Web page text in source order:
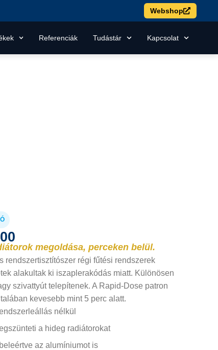
Webshop
Referenciák Tudástár Kapcsolat
megoldása, perceken belül.
rendszertisztítószer régi fűtési rendszerek
alakultak ki iszaplerakódás miatt. Különösen
szivattyút telepítenek. A Rapid-Dose patron
kevesebb mint 5 perc alatt.
nélkül
a hideg radiátorokat
az alumíniumot is